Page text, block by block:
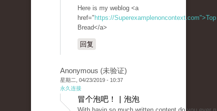
Here is my weblog <a
href=" https://Superexamplenoncontext.com">Top
Bread</a>
回复
Anonymous (未验证)
星期二, 04/23/2019 - 10:37
永久连接
冒个泡吧！ | 泡泡